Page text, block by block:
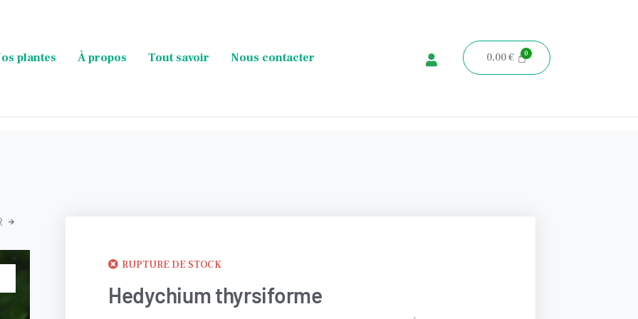
plantes À propos Tout savoir Nous contacter 0,00€
RUPTURE DE STOCK
Hedychium thyrsiforme